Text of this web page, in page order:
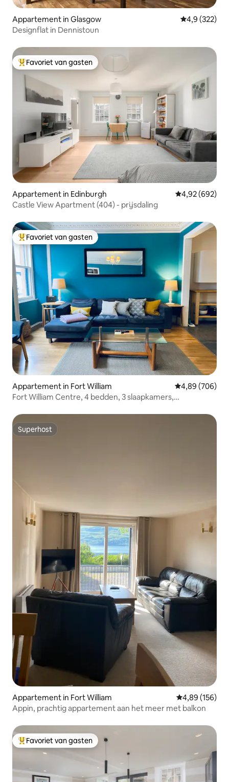
Appartement in Glasgow Gemiddelde
4,9 (322)
Designflat in Dennistoun
Topfavoriet van gasten
Favoriet van gasten
Appartement in Edinburgh Gemiddelde
4,92 (692)
Castle View Apartment (404) - prijsdaling
Topfavoriet van gasten
Favoriet van gasten
Appartement in Fort William Gemiddelde
4,89 (706)
Fort William Centre, 4 bedden, 3 slaapkamers,
Superhost
Superhost
Appartement in Fort William Gemiddelde
4,89 (156)
Appin, prachtig appartement aan het meer met balkon
Topfavoriet van gasten
Favoriet van gasten